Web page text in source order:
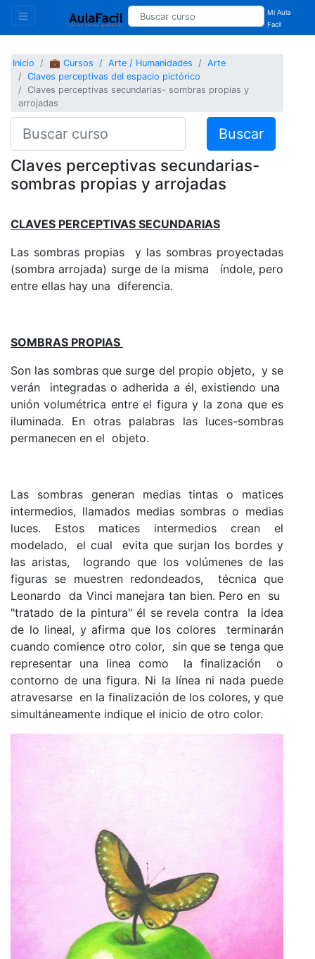
Mi Aula
Facil
Inicio 💼 Cursos Arte / Humanidades
Arte
Claves perceptivas del espacio pictórico
Claves perceptivas secundarias- sombras propias y
arrojadas
Buscar
Claves perceptivas secundarias-
sombras propias y arrojadas
CLAVES PERCEPTIVAS SECUNDARIAS
Las sombras propias y las sombras proyectadas
(sombra arrojada) surge de la misma índole, pero
entre ellas hay una diferencia.
SOMBRAS PROPIAS
Son las sombras que surge del propio objeto, y se
verán integradas o adherida a él, existiendo una
unión volumétrica entre el figura y la zona que es
iluminada. En otras palabras las luces-sombras
permanecen en el objeto.
Las sombras generan medias tintas o matices
intermedios, llamados medias sombras o medias
luces. Estos matices intermedios crean el
modelado, el cual evita que surjan los bordes y
las aristas, logrando que los volúmenes de las
figuras se muestren redondeados, técnica que
Leonardo da Vinci manejara tan bien. Pero en su
"tratado de la pintura" él se revela contra la idea
de lo lineal, y afirma que los colores terminarán
cuando comience otro color, sin que se tenga que
representar una linea como la finalización o
contorno de una figura. Ni la línea ni nada puede
atravesarse en la finalización de los colores, y que
simultáneamente indique el inicio de otro color.